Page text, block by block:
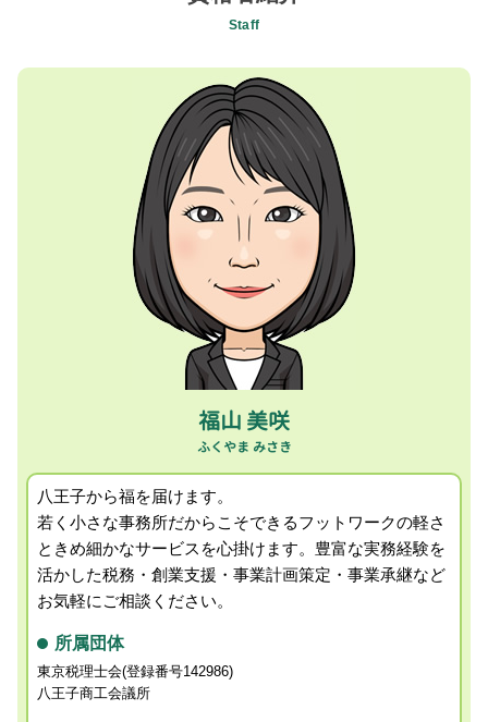
株式会社 設立 費用
記帳代行 業務
事業計画 収支計画
日本政策金融公庫 創業支援
日本政策金融公庫 創業融資
事業承継 個人事業主
青色申告 メリット
法人化 個人事業主 メリット
確定申告 しないとどうなる
確定申告 税理士 メリット
相続税 無申告
個人事業主 申告
確定申告 副業
相続税 生前 贈与
消費税確定申告 税理士 相談 町田市
事業承継コンサルティング 税理士 相談 相模原市
創業支援 税理士 相談 昭島市
経営者所得税確定申告 税理士 相談 相模原市
融資サポート 税理士 相談 昭島市
会社設立支援 税理士 相談 昭島市
セカンドオピニオン 税理士 相談 町田市
消費税確定申告 税理士 相談 日野市
事業承継コンサルティング 税理士 相談 町田市
経営者の相続税対策 税理士 相談 日野市
融資サポート 税理士 相談 相模原市
経理担当者会計指導 税理士 相談 相模原市
キャッシュフロー 税理士 相談 国立市
事業承継コンサルティング 税理士 相談 八王子市
税務顧問 税理士 相談 昭島市
記帳代行 税理士 相談 町田市
Staff
福山 美咲
八王子から福を届けます。
若く小さな事務所だからこそできるフットワークの軽さ
ときめ細かなサービスを心掛けます。 豊富な実務経験を
活かした税務・創業支援・事業計画策定・事業承継など
お気軽にご相談ください。
所属団体
東京税理士会(登録番号142986)
八王子商工会議所